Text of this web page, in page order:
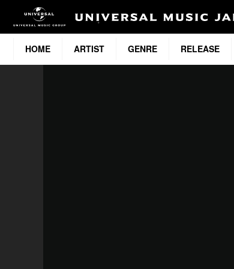
HOME ARTIST GENRE RELEASE